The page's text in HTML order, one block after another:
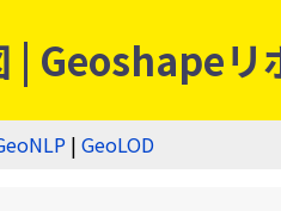
| Geoshapeリ
| GeoLOD